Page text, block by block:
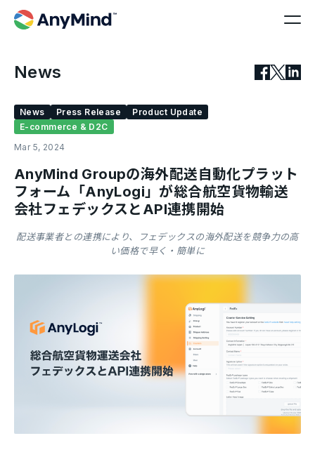
News
News Press Release
Product Update
E-commerce & D2C
Mar 5, 2024
AnyMind Groupの海外配送自動化プラット
フォーム「AnyLogi」が総合航空貨物輸送
会社フェデックスとAPI連携開始
配送事業者との連携により、フェデックスの海外配送を競争力の高
い価格で早く・簡単に